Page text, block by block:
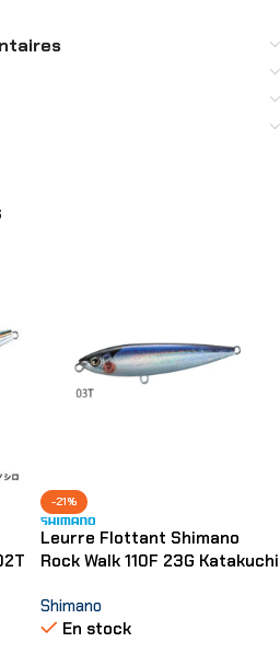
-21%
Leurre Flottant Shimano
Rock Walk 110F 23G Katakuchi
Shimano
En stock